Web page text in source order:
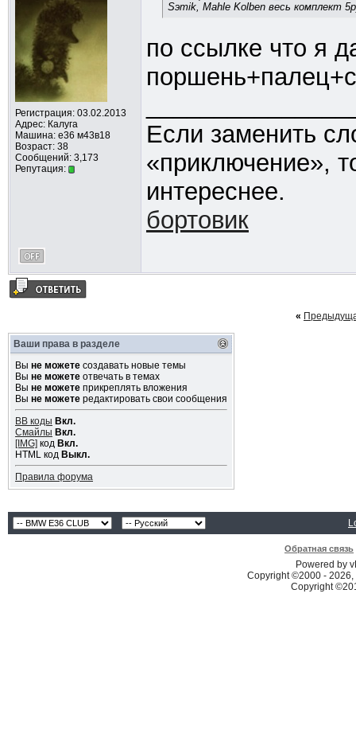
Регистрация: 03.02.2013
Адрес: Калуга
Машина: е36 м43в18
Возраст: 38
Сообщений: 3,173
Репутация:
Sэmik, Mahle Kolben весь комплект
по ссылке что я
Если заменить
«приключение»,
интереснее.
бортовик
«
Ваши права в разделе
Вы не можетесоздавать новые темы
Вы не можетеотвечать в темах
Вы не можетеприкреплять вложения
Вы не можетередактировать свои сообщения
BB коды Вкл.
Смайлы Вкл.
[IMG] код Вкл.
HTML код Выкл.
Правила форума
Обратная связь
Powered by
Copyright ©2000 -
Copyright